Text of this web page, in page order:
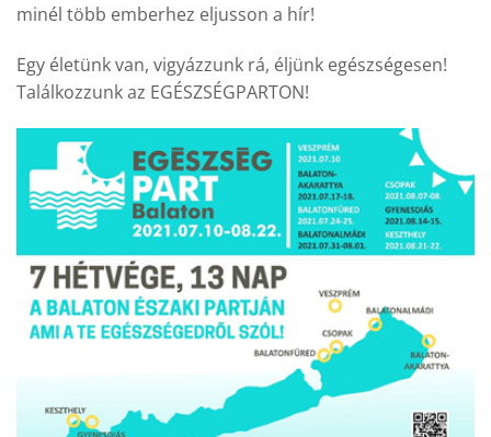
minél több emberhez eljusson a hír!
Egy életünk van, vigyázzunk rá, éljünk egészségesen!
Találkozzunk az EGÉSZSÉGPARTON!